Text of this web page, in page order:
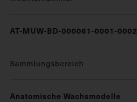
AT-MUW-BD-000061-0001-0002
Sammlungsbereich
Anatomische Wachsmodelle